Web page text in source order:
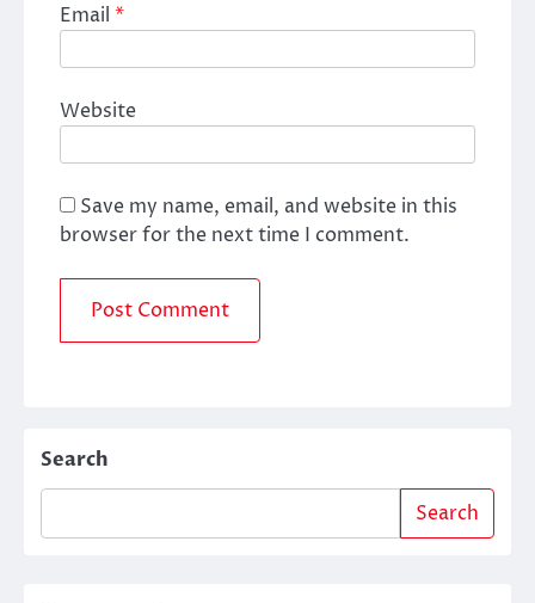
Email *
Website
Save my name, email, and website in this
browser for the next time I comment.
Search
Search